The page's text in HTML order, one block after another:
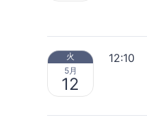
火
5月
12
12:10